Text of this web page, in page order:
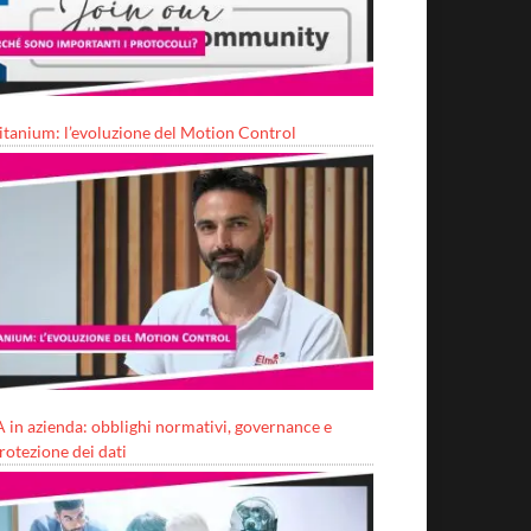
l’evoluzione del Motion Control
in azienda: obblighi normativi, governance e
dei dati